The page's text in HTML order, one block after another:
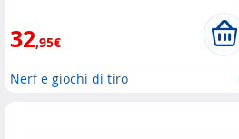
32,95€
Nerf e giochi di tiro